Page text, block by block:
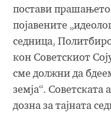
постави
појавените
седница,
кон Советскиот
сме должни да
земја“. Советската
дозна за тајната